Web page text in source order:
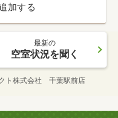
加する
最新の
空室状況を聞く
ト株式会社 千葉駅前店